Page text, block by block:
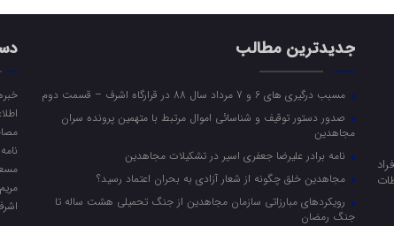
جدیدترین مطالب
مسبب درگیری های 6 و 7 مرداد سال 88 در قرارگاه اشرف – قسمت دوم
صدور دستور توقیف و شناسائی اموال مرتبط با متهمین پرونده سران
مجاهدین
نامه برادر علیرضا جعفری اسیر در تشکیلات مجاهدین
مجاهدین خلق چگونه از شعار آزادی به بحران اعتماد رسید؟
رویکرد‌های مبارزاتی سازمان مجاهدین از جنگ تحمیلی هشت ساله تا
جنگ رمضان